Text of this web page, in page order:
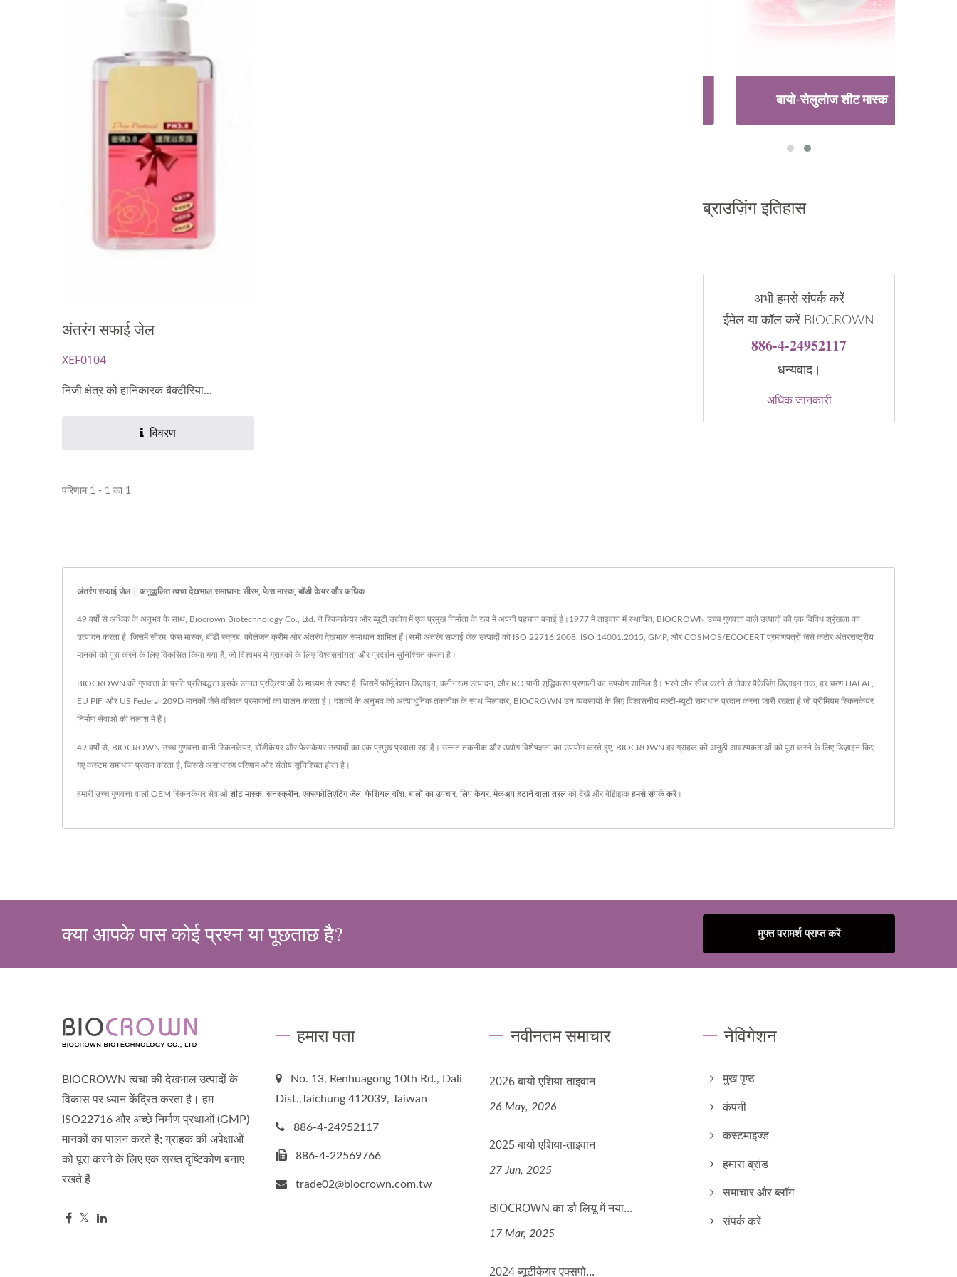
अंतरंग सफाई जेल
XEF0104
निजी क्षेत्र को हानिकारक बैक्टीरिया...
विवरण
परिणाम 1 - 1 का 1
बायो-सेलुलोज शीट मास्क
ब्राउज़िंग इतिहास
अभी हमसे संपर्क करें
ईमेल या कॉल करें BIOCROWN
886-4-24952117
धन्यवाद।
अधिक जानकारी
अंतरंग सफाई जेल | अनुकूलित त्वचा देखभाल समाधान: सीरम, फेस मास्क, बॉडी केयर और अधिक
49 वर्षों से अधिक के अनुभव के साथ, Biocrown Biotechnology Co., Ltd. ने स्किनकेयर और ब्यूटी उद्योग में एक प्रमुख निर्माता के रूप में अपनी पहचान बनाई है।1977 में ताइवान में स्थापित, BIOCROWN उच्च गुणवत्ता वाले उत्पादों की एक विविध श्रृंखला का
उत्पादन करता है, जिसमें सीरम, फेस मास्क, बॉडी स्क्रब, कोलेजन क्रीम और अंतरंग देखभाल समाधान शामिल हैं।सभी अंतरंग सफाई जेल उत्पादों को ISO 22716:2008, ISO 14001:2015, GMP, और COSMOS/ECOCERT प्रमाणपत्रों जैसे कठोर अंतरराष्ट्रीय
मानकों को पूरा करने के लिए विकसित किया गया है, जो विश्वभर में ग्राहकों के लिए विश्वसनीयता और प्रदर्शन सुनिश्चित करता है।
BIOCROWN की गुणवत्ता के प्रति प्रतिबद्धता इसके उन्नत प्रक्रियाओं के माध्यम से स्पष्ट है, जिसमें फॉर्मूलेशन डिज़ाइन, क्लीनरूम उत्पादन, और RO पानी शुद्धिकरण प्रणाली का उपयोग शामिल है। भरने और सील करने से लेकर पैकेजिंग डिज़ाइन तक, हर चरण HALAL,
EU PIF, और US Federal 209D मानकों जैसे वैश्विक प्रमाणनों का पालन करता है। दशकों के अनुभव को अत्याधुनिक तकनीक के साथ मिलाकर, BIOCROWN उन व्यवसायों के लिए विश्वसनीय मल्टी-ब्यूटी समाधान प्रदान करना जारी रखता है जो प्रीमियम स्किनकेयर
निर्माण सेवाओं की तलाश में हैं।
49 वर्षों से, BIOCROWN उच्च गुणवत्ता वाली स्किनकेयर, बॉडीकेयर और फेसकेयर उत्पादों का एक प्रमुख प्रदाता रहा है। उन्नत तकनीक और उद्योग विशेषज्ञता का उपयोग करते हुए, BIOCROWN हर ग्राहक की अनूठी आवश्यकताओं को पूरा करने के लिए डिज़ाइन किए
गए कस्टम समाधान प्रदान करता है, जिससे असाधारण परिणाम और संतोष सुनिश्चित होता है।
हमारी उच्च गुणवत्ता वाली OEM स्किनकेयर सेवाओं शीट मास्क सनस्क्रीन एक्सफोलिएटिंग जेल फेशियल वॉश बालों का उपचार, लिप केयर, मेकअप हटाने वाला तरल को देखें और बेझिझक हमसे संपर्क करें।
क्या आपके पास कोई प्रश्न या पूछताछ है? मुफ्त परामर्श प्राप्त करें
BIOCROWN त्वचा की देखभाल उत्पादों के
विकास पर ध्यान केंद्रित करता है। हम
ISO22716 और अच्छे निर्माण प्रथाओं (GMP)
मानकों का पालन करते हैं; ग्राहक की अपेक्षाओं
को पूरा करने के लिए एक सख्त दृष्टिकोण बनाए
रखते हैं।
हमारा पता
No. 13, Renhuagong 10th Rd., Dali
Dist.,Taichung 412039, Taiwan
886-4-24952117
886-4-22569766
trade02@biocrown.com.tw
नवीनतम समाचार
2026 बायो एशिया-ताइवान
26 May, 2026
2025 बायो एशिया-ताइवान
27 Jun, 2025
BIOCROWN का डौ लियू में नया...
17 Mar, 2025
2024 ब्यूटीकेयर एक्सपो...
नेविगेशन
मुख पृष्ठ
कंपनी
कस्टमाइज्ड
हमारा ब्रांड
समाचार और ब्लॉग
संपर्क करें